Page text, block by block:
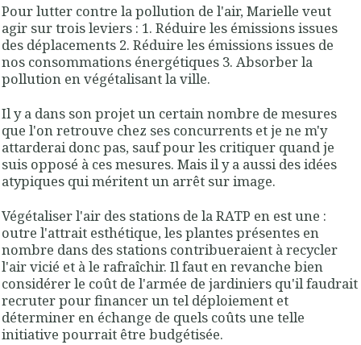
Pour lutter contre la pollution de l'air, Marielle veut
agir sur trois leviers : 1. Réduire les émissions issues
des déplacements 2. Réduire les émissions issues de
nos consommations énergétiques 3. Absorber la
pollution en végétalisant la ville.
Il y a dans son projet un certain nombre de mesures
que l'on retrouve chez ses concurrents et je ne m'y
attarderai donc pas, sauf pour les critiquer quand je
suis opposé à ces mesures. Mais il y a aussi des idées
atypiques qui méritent un arrêt sur image.
Végétaliser l'air des stations de la RATP en est une :
outre l'attrait esthétique, les plantes présentes en
nombre dans des stations contribueraient à recycler
l'air vicié et à le rafraîchir. Il faut en revanche bien
considérer le coût de l'armée de jardiniers qu'il faudrait
recruter pour financer un tel déploiement et
déterminer en échange de quels coûts une telle
initiative pourrait être budgétisée.